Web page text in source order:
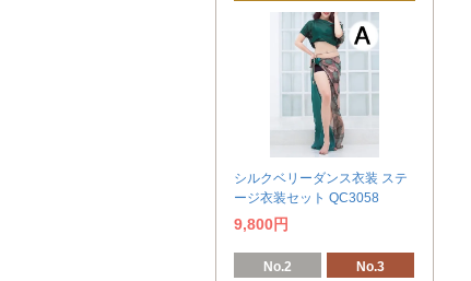
シルクベリーダンス衣装 ステ
ージ衣装セット QC3058
9,800円
No.2 No.3